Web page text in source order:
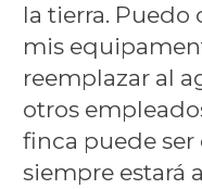
la tierra.
mis
reemplazar al
otros
finca puede ser
siempre estará